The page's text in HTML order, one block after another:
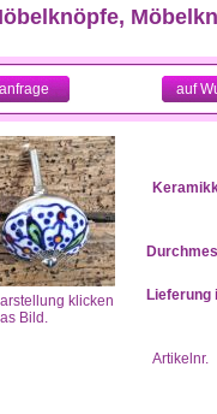
auf
klicken
Bild.
Lieferung
Artikelnr.